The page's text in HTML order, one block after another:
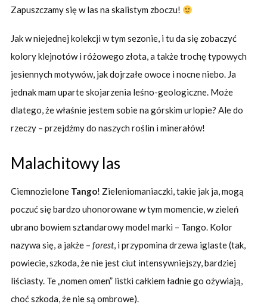
Zapuszczamy się w las na skalistym zboczu!
Jak w niejednej kolekcji w tym sezonie, i tu da się zobaczyć
kolory klejnotów i różowego złota, a także trochę typowych
jesiennych motywów, jak dojrzałe owoce i nocne niebo. Ja
jednak mam uparte skojarzenia leśno-geologiczne. Może
dlatego, że właśnie jestem sobie na górskim urlopie? Ale do
rzeczy – przejdźmy do naszych roślin i minerałów!
Malachitowy las
Ciemnozielone Tango! Zieleniomaniaczki, takie jak ja, mogą
poczuć się bardzo uhonorowane w tym momencie, w zieleń
ubrano bowiem sztandarowy model marki – Tango. Kolor
nazywa się, a jakże – forest, i przypomina drzewa iglaste (tak,
powiecie, szkoda, że nie jest ciut intensywniejszy, bardziej
liściasty. Te „nomen omen” listki całkiem ładnie go ożywiają,
choć szkoda, że nie są ombrowe).